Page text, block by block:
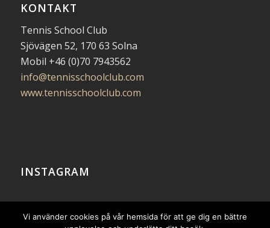
KONTAKT
Tennis School Club
Sjövägen 52, 170 63 Solna
Mobil +46 (0)70 7943562
info@tennisschoolclub.com
www.tennisschoolclub.com
INSTAGRAM
Vi använder cookies på vår hemsida för att ge dig en bättre